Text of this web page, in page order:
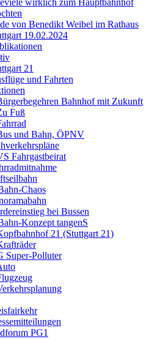
wirklich zum Hauptbahnhof
von Benedikt Weibel im Rathaus
19.02.2024
21
und Fahrten
Bahnhof mit Zukunft
Fuß
und Bahn, ÖPNV
Fahrgastbeirat
Chaos
bei Bussen
Konzept tangenS
21 (Stuttgart 21)
Super-Polluter
PG1